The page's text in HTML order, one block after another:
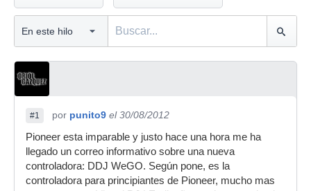
#1 por punito9 el 30/08/2012
Pioneer esta imparable y justo hace una hora me ha
llegado un correo informativo sobre una nueva
controladora: DDJ WeGO. Según pone, es la
controladora para principiantes de Pioneer, mucho mas